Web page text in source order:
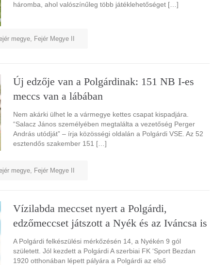
háromba, ahol valószínűleg több játéklehetőséget […]
megye Fejér Megye II
Új edzője van a Polgárdinak: 151 NB I-es
meccs van a lábában
Nem akárki ülhet le a vármegye kettes csapat kispadjára.
“Salacz János személyében megtalálta a vezetőség Perger
András utódját” – írja közösségi oldalán a Polgárdi VSE. Az 52
esztendős szakember 151 […]
megye, Fejér Megye II
Vízilabda meccset nyert a Polgárdi,
edzőmeccset játszott a Nyék és az Iváncsa is
A Polgárdi felkészülési mérkőzésén 14, a Nyékén 9 gól
született. Jól kezdett a Polgárdi A szerbiai FK ‘Sport Bezdan
1920 otthonában lépett pályára a Polgárdi az első